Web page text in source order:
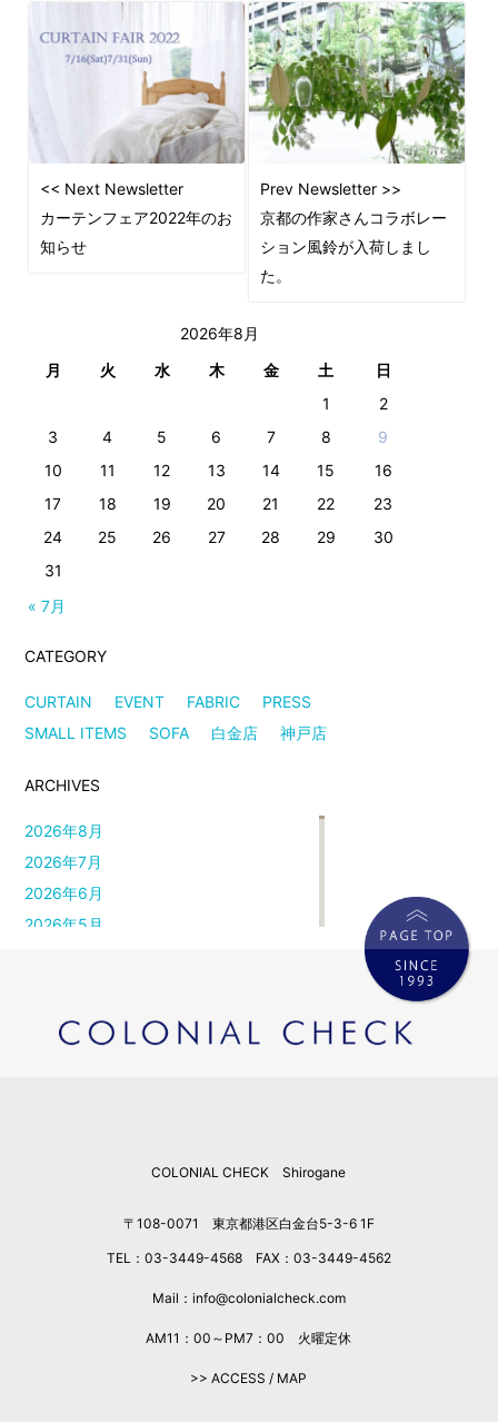
<< Next Newsletter
カーテンフェア2022年のお
知らせ
Prev Newsletter >>
京都の作家さんコラボレー
ション風鈴が入荷しまし
た。
2026年8月
月
火 水 木 金 土 日
« 7月
1
2
3
4 5 6 7 8
9
10
11 12 13 14 15
16
17
18 19 20 21 22
23
24
25 26 27 28 29
30
31
CATEGORY
CURTAIN EVENT FABRIC
PRESS
SMALL ITEMS
SOFA 白金店 神戸店
ARCHIVES
2026年8月
2026年7月
2026年6月
2026年5月
2026年2月
2026年1月
COLONIAL CHECK Shirogane
〒108-0071 東京都港区白金台5-3-6 1F
TEL：03-3449-4568 FAX：03-3449-4562
Mail：info@colonialcheck.com
AM11：00～PM7：00 火曜定休
>> ACCESS / MAP